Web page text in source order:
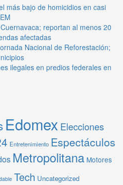
más bajo de homicidios en casi
reportan al menos 20
afectadas
Nacional de Reforestación;
ilegales en predios federales en
Edomex Elecciones
Entretenimiento Espectáculos
Metropolitana Motores
Tech Uncategorized